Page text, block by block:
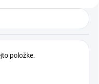
položke.